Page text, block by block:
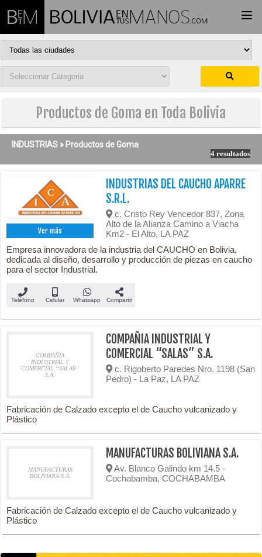
Productos de Goma en Toda Bolivia
INDUSTRIAS » Productos de Goma
4 resultados
Ver más
INDUSTRIAS DEL CAUCHO APARRE
S.R.L.
c. Cristo Rey Vencedor 837, Zona
Alto de la Alianza Camino a Viacha
Km2 - El Alto, LA PAZ
Empresa innovadora de la industria del CAUCHO en Bolivia,
dedicada al diseño, desarrollo y producción de piezas en caucho
para el sector Industrial.
Teléfono Celular Whatsapp Compartir
COMPAÑIA
INDUSTRIAL Y
COMERCIAL “SALAS”
S.A.
COMPAÑIA INDUSTRIAL Y
COMERCIAL “SALAS” S.A.
c. Rigoberto Paredes Nro. 1198 (San
Pedro) - La Paz, LA PAZ
Fabricación de Calzado excepto el de Caucho vulcanizado y
Plástico
MANUFACTURAS
BOLIVIANA S.A.
MANUFACTURAS BOLIVIANA S.A.
Av. Blanco Galindo km 14.5 -
Cochabamba, COCHABAMBA
Fabricación de Calzado excepto el de Caucho vulcanizado y
Plástico